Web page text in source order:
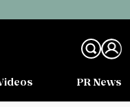
PR News